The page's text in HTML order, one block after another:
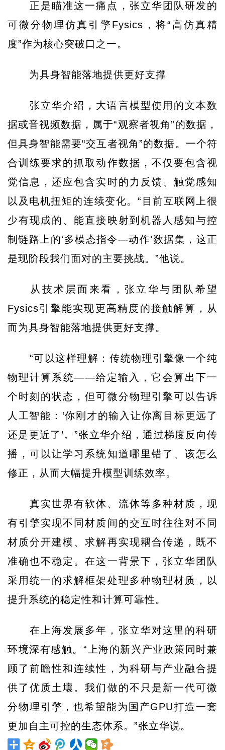
正是瞄准这一痛点，张立华团队研发的
可微分物理仿真引擎Fysics，将“高仿真精
度”作为核心突破口之一。
为具身智能落地提供更好支撑
张立华介绍，大语言模型使用的文本数
据或音视频数据，属于“观察者视角”的数据，
但具身智能需要“交互者视角”的数据。一个符
合训练要求的抓取动作数据，不仅要包含视
觉信息，还应包含实时的力反馈、触觉感知
以及电机扭矩的连续变化。“目前互联网上很
少有现成的、能直接映射到机器人感知与控
制链路上的‘多模态指令—动作’数据集，这正
是现阶段我们面对的主要挑战。”他说。
从技术层面来看，张立华与团队希望
Fysics引擎能实现更高精度的接触解算，从
而为具身智能落地提供更好支撑。
“可以这样理解：传统物理引擎像一个纯
物理计算系统——给定输入，它会算出下一
个时刻的状态，但可微分物理引擎可以告诉
人工智能：‘你刚才的输入让你离目标更远了
还是更近了’。”张立华介绍，通过梯度反向传
播，可以让学习系统知道哪里错了、该怎么
修正，从而大幅提升模型训练效率。
真实世界有软体、流体等多种材质，现
有引擎实现不同材质间的交互时往往对不同
材质分开建模、求解再实现耦合传递，既不
准确也不稳定。在这一背景下，张立华团队
采用统一的求解框架处理多种物理材质，以
提升系统的稳定性和计算可靠性。
在上海发展多年，张立华对这里的科研
环境深有感触。“上海的新兴产业政策同时兼
顾了前瞻性和连续性，为科研与产业融合提
供了优质土壤。我们做的不只是新一代可微
分物理引擎，也希望能为国产GPU打造一套
更加自主可控的生态体系。”张立华说。